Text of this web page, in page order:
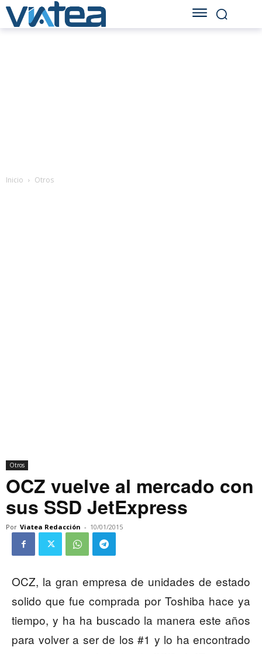
Inicio Otros
Otros
OCZ vuelve al mercado con
sus SSD JetExpress
Por Viatea Redacción - 10/01/2015
OCZ, la gran empresa de unidades de estado
solido que fue comprada por Toshiba hace ya
tiempo, y ha ha buscado la manera este años
para volver a ser de los #1 y lo ha encontrado